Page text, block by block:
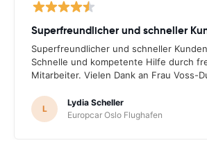
Superfreundlicher und schneller
Schnelle und kompetente Hilfe durch
Mitarbeiter. Vielen Dank an Frau Voss-
L
Lydia Scheller
Europcar Oslo Flughafen